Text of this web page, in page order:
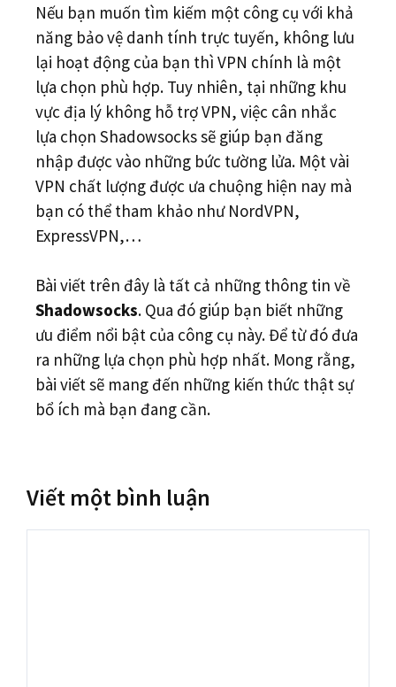
Nếu bạn muốn tìm kiếm một công cụ với khả
năng bảo vệ danh tính trực tuyến, không lưu
lại hoạt động của bạn thì VPN chính là một
lựa chọn phù hợp. Tuy nhiên, tại những khu
vực địa lý không hỗ trợ VPN, việc cân nhắc
lựa chọn Shadowsocks sẽ giúp bạn đăng
nhập được vào những bức tường lửa. Một vài
VPN chất lượng được ưa chuộng hiện nay mà
bạn có thể tham khảo như NordVPN,
ExpressVPN,…
Bài viết trên đây là tất cả những thông tin về
Shadowsocks. Qua đó giúp bạn biết những
ưu điểm nổi bật của công cụ này. Để từ đó đưa
ra những lựa chọn phù hợp nhất. Mong rằng,
bài viết sẽ mang đến những kiến thức thật sự
bổ ích mà bạn đang cần.
Viết một bình luận